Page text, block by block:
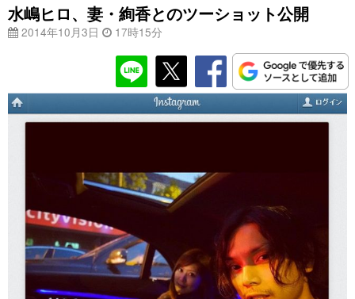
水嶋ヒロ、妻・絢香とのツーショット公開
2014年10月3日 17時15分